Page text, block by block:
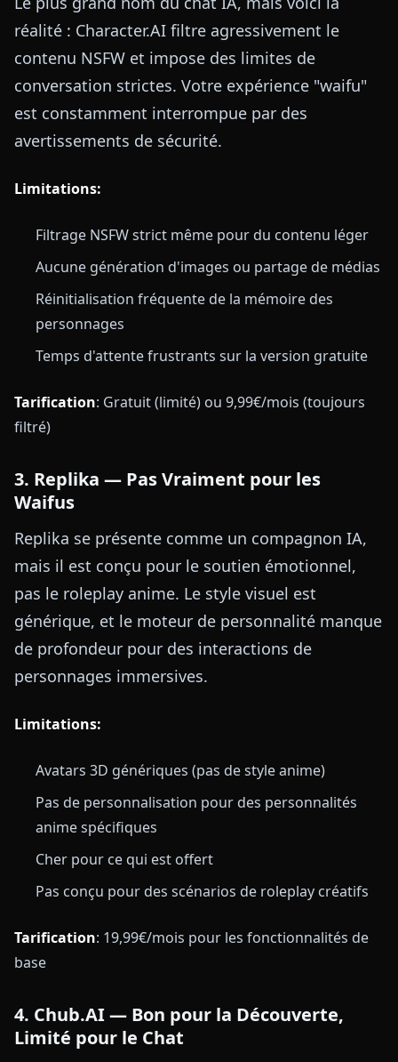
réalité : Character.AI filtre agressivement le
contenu NSFW et impose des limites de
conversation strictes. Votre expérience "waifu"
est constamment interrompue par des
avertissements de sécurité.
Limitations:
Filtrage NSFW strict même pour du contenu léger
Aucune génération d'images ou partage de médias
Réinitialisation fréquente de la mémoire des
personnages
Temps d'attente frustrants sur la version gratuite
Tarification: Gratuit (limité) ou 9,99€/mois (toujours
filtré)
3. Replika — Pas Vraiment pour les
Waifus
Replika se présente comme un compagnon IA,
mais il est conçu pour le soutien émotionnel,
pas le roleplay anime. Le style visuel est
générique, et le moteur de personnalité manque
de profondeur pour des interactions de
personnages immersives.
Limitations:
Avatars 3D génériques (pas de style anime)
Pas de personnalisation pour des personnalités
anime spécifiques
Cher pour ce qui est offert
Pas conçu pour des scénarios de roleplay créatifs
Tarification: 19,99€/mois pour les fonctionnalités de
base
4. Chub.AI — Bon pour la Découverte,
Limité pour le Chat